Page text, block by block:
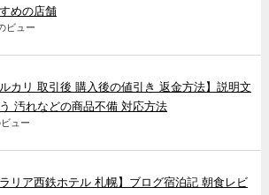
めの店舗
ビュー
ルカリ 取引後 購入後の値引き 返金方法】説明文
汚れなどの商品不備 対応方法
ュー
ラリア西鉄ホテル 札幌】ブログ宿泊記 朝食レビ